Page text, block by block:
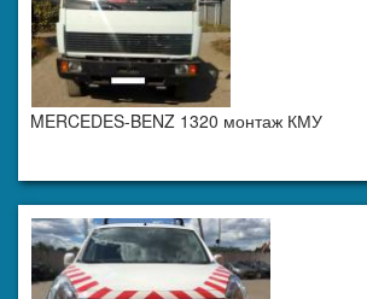
MERCEDES-BENZ 1320 монтаж КМУ